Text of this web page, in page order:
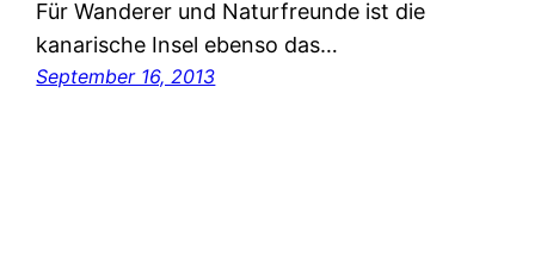
Für Wanderer und Naturfreunde ist die
kanarische Insel ebenso das…
September 16, 2013